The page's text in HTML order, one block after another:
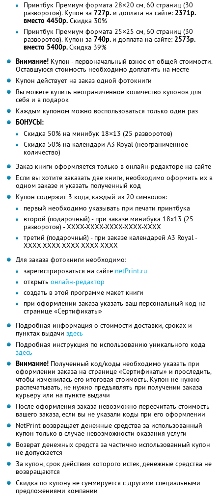
Принтбук Премиум формата 28×20 см, 60 страниц (30
разворотов). Купон за 727р. и доплата на сайте: 2371р.
вместо 4450р. Скидка 30%
Принтбук Премиум формата 25×25 см, 60 страниц (30
разворотов). Купон за 740р. и доплата на сайте: 2573р.
вместо 5400р.Скидка 39%
Внимание! Купон - первоначальный взнос от общей стоимости.
Оставшуюся стоимость необходимо доплатить на месте
Купон действует на заказ одной фотокниги
Вы можете купить неограниченное количество купонов для
себя и в подарок
Каждым купоном можно воспользоваться только один раз
БОНУСЫ:
Скидка 50% на минибук 18×13 (25 разворотов)
Скидка 50% на календари А3 Royal (неограниченное
количество)
Заказ книги оформляется только в онлайн-редакторе на сайте
Если вы хотите заказать две книги, необходимо оформить их в
одном заказе и указать полученный код
Купон содержит 3 кода, каждый из 20 символов:
первый необходимо указывать при печати принтбука
второй (подарочный) - при заказе минибука 18х13 (25
разворотов) - XXXX-XXXX-XXXX-XXXX-XXXX
третий (подарочный) - при заказе календарей А3 Royal -
XXXX-XXXX-XXXX-XXXX-XXXX
Для заказа фотокниги необходимо:
зарегистрироваться на сайте netPrint.ru
открыть онлайн-редактор
создать в этой программе макет книги
при оформлении заказа указать ваш персональный код на
странице «Сертификаты»
Подробная информация о стоимости доставки, сроках и
пунктах выдачи здесь
Подробная инструкция по использованию уникального кода
здесь
Внимание! Полученный код/коды необходимо указать при
оформлении заказа на странице «Сертификаты» и проследить,
чтобы изменилась его итоговая стоимость. Купон не нужно
распечатывать, не нужно предъявлять при получении заказа
курьеру или на пункте выдачи
После оформления заказа невозможно пересчитать стоимость
вашего заказа, если вы не указали коды при его оформлении
NetPrint возвращает денежные средства за использованный
купон только в случае невозможности оказания услуги
Возврат денежных средств за частично использованный купон
не допускается
За купон, срок действия которого истек, денежные средства не
возвращаются
Скидка по купону не суммируется с другими специальными
предложениями компании